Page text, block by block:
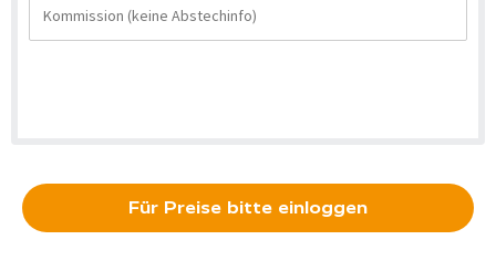
Für Preise bitte einloggen